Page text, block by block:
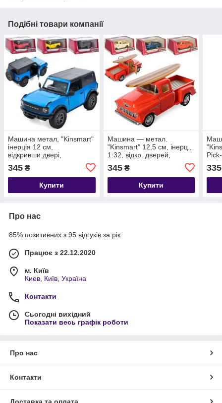
Подібні товари компанії
Машина метал, "Kinsmart"
інерція 12 см,
відкривши.двері,
гум.колеса, 4 кольори, в
кор. 16*7,5*8 см (24 шт.)
345 ₴
Купити
Машина — метал.
"Kinsmart" 12,5 см, інерц.,
1:32, відкр. дверей,
різання.колеса, 4 кольори,
в кор.16*7*8см
345₴
Купити
різ.
335
Про нас
85% позитивних з 95 відгуків за рік
Працює з 22.12.2020
м. Київ
Киев, Київ, Україна
Контакти
Сьогодні вихідний
Показати весь графік роботи
Про нас
Контакти